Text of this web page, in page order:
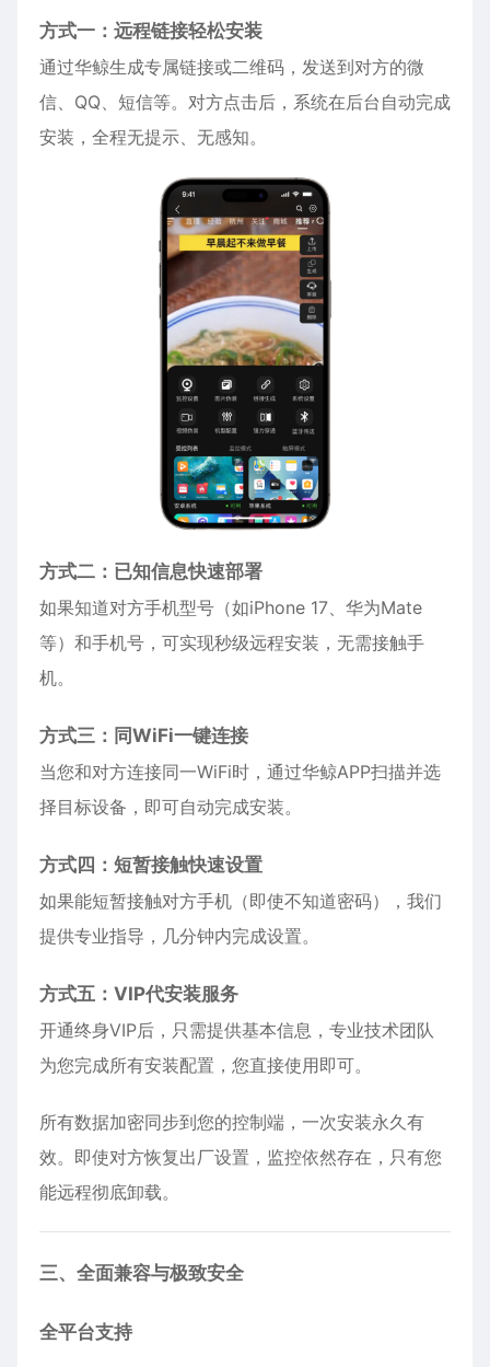
方式一：远程链接轻松安装
通过华鲸生成专属链接或二维码，发送到对方的微
信、QQ、短信等。对方点击后，系统在后台自动完成
安装，全程无提示、无感知。
方式二：已知信息快速部署
如果知道对方手机型号（如iPhone 17、华为Mate
等）和手机号，可实现秒级远程安装，无需接触手
机。
方式三：同WiFi一键连接
当您和对方连接同一WiFi时，通过华鲸APP扫描并选
择目标设备，即可自动完成安装。
方式四：短暂接触快速设置
如果能短暂接触对方手机（即使不知道密码），我们
提供专业指导，几分钟内完成设置。
方式五：VIP代安装服务
开通终身VIP后，只需提供基本信息，专业技术团队
为您完成所有安装配置，您直接使用即可。
所有数据加密同步到您的控制端，一次安装永久有
效。即使对方恢复出厂设置，监控依然存在，只有您
能远程彻底卸载。
三、全面兼容与极致安全
全平台支持